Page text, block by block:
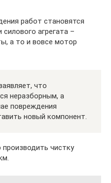
работ становятся
агрегата –
а то и вовсе мотор
что
неразборным, а
повреждения
новый компонент.
производить чистку